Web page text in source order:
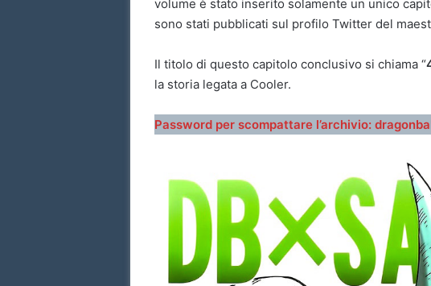
volume è stato inserito solamente un unico
sono stati pubblicati sul profilo Twitter del
Il titolo di questo capitolo conclusivo si chiama “
la storia legata a Cooler.
Password per scompattare l’archivio: